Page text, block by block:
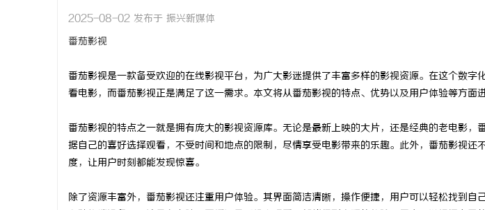
2025-08-02 发布于 振兴新媒体
番茄影视
番茄影视是一款备受欢迎的在线影视平台，为广大影迷提供了丰富多样的影视资源。在这个数字
看电影，而番茄影视正是满足了这一需求。本文将从番茄影视的特点、优势以及用户体验等方面进
番茄影视的特点之一就是拥有庞大的影视资源库。无论是最新上映的大片，还是经典的老电影，
据自己的喜好选择观看，不受时间和地点的限制，尽情享受电影带来的乐趣。此外，番茄影视还
度，让用户时刻都能发现惊喜。
除了资源丰富外，番茄影视还注重用户体验。其界面简洁清晰，操作便捷，用户可以轻松找到自